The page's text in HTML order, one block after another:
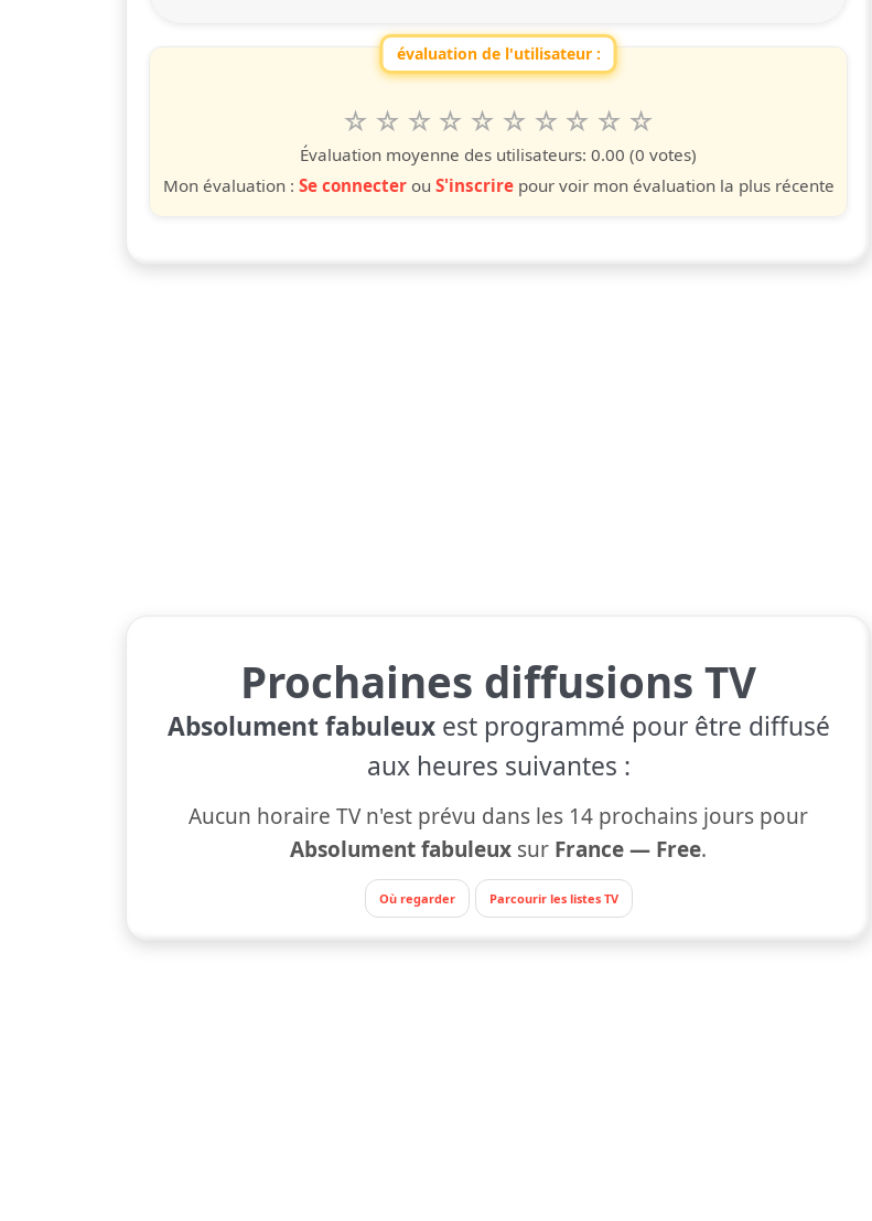
évaluation de l'utilisateur :
Valuta questo spettacolo da 1 a 10 étoiles
10
étoiles
9
étoiles
8
étoiles
7
étoiles
6
étoiles
5
étoiles
4
étoiles
3
étoiles
2
étoiles
étoile
Évaluation moyenne des utilisateurs: 0.00 (0 votes)
Mon évaluation : Se connecterou S'inscrirepour voir mon évaluation la plus récente
Prochaines diffusions TV
Absolument fabuleuxest programmé pour être diffusé
aux heures suivantes :
Aucun horaire TV n'est prévu dans les 14 prochains jours pour
Absolument fabuleux sur France — Free.
Où regarder Parcourir les listes TV